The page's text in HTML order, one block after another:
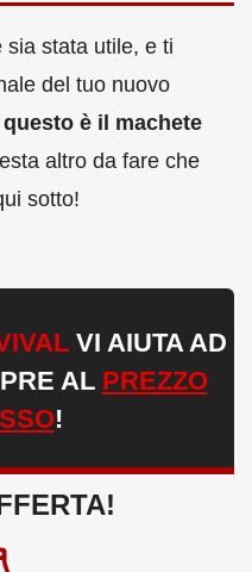
sia stata utile, e ti
del tuo nuovo
questo è il machete
altro da fare che
sotto!
VI AIUTA AD
AL PREZZO
!